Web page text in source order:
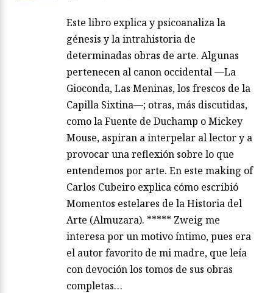
Este libro explica y psicoanaliza la
génesis y la intrahistoria de
determinadas obras de arte. Algunas
pertenecen al canon occidental —La
Gioconda, Las Meninas, los frescos de la
Capilla Sixtina—; otras, más discutidas,
como la Fuente de Duchamp o Mickey
Mouse, aspiran a interpelar al lector y a
provocar una reflexión sobre lo que
entendemos por arte. En este making of
Carlos Cubeiro explica cómo escribió
Momentos estelares de la Historia del
Arte (Almuzara). ***** Zweig me
interesa por un motivo íntimo, pues era
el autor favorito de mi madre, que leía
con devoción los tomos de sus obras
completas…